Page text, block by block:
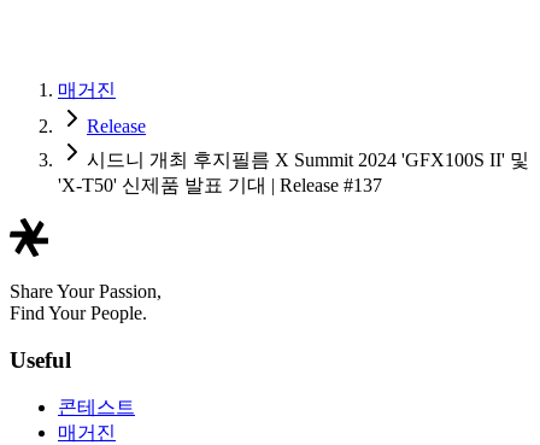
매거진
Release
시드니 개최 후지필름 X Summit 2024 'GFX100S II' 및
'X-T50' 신제품 발표 기대 | Release #137
Share Your Passion,
Find Your People.
Useful
콘테스트
매거진